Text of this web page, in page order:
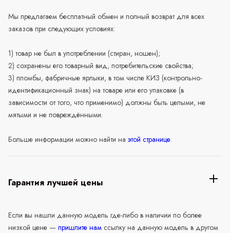
Мы предлагаем бесплатный обмен и полный возврат для всех
заказов при следующих условиях:
1) товар не был в употреблении (стиран, ношен);
2) сохранены его товарный вид, потребительские свойства;
3) пломбы, фабричные ярлыки, в том числе КИЗ (контрольно-
идентификационный знак) на товаре или его упаковке (в
зависимости от того, что применимо) должны быть целыми, не
мятыми и не повреждёнными.
Больше информации можно найти на этой странице.
Гарантия лучшей цены
Если вы нашли данную модель где-либо в наличии по более
низкой цене — пришлите нам ссылку на данную модель в другом